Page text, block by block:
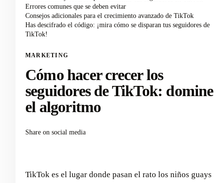
Errores comunes que se deben evitar
Consejos adicionales para el crecimiento avanzado de TikTok
Has descifrado el código: ¡mira cómo se disparan tus seguidores de
TikTok!
MARKETING
Cómo hacer crecer los
seguidores de TikTok: domine
el algoritmo
Share on social media
TikTok es el lugar donde pasan el rato los niños guays